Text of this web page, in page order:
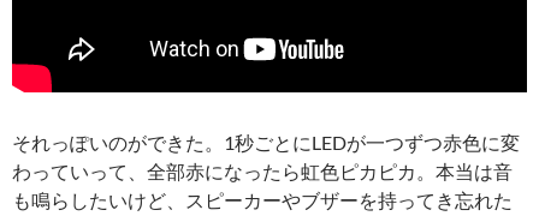
それっぽいのができた。1秒ごとにLEDが一つずつ赤色に変
わっていって、全部赤になったら虹色ピカピカ。本当は音
も鳴らしたいけど、スピーカーやブザーを持ってき忘れた